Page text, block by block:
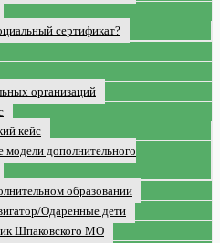
сертификат?
организаций
кейс
дополнительного
образовании
Одаренные дети
Шпаковского МО